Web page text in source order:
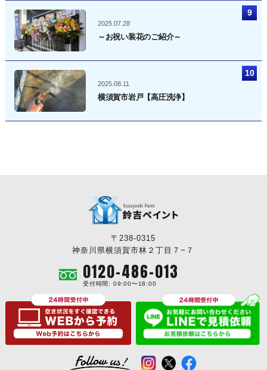
2025.07.28
～お祝い装花のご紹介～
2025.08.11
横須賀市岩戸【高圧洗浄】
〒238-0315
神奈川県横須賀市林２丁目７−７
0120-486-013
受付時間: 09:00〜18:00